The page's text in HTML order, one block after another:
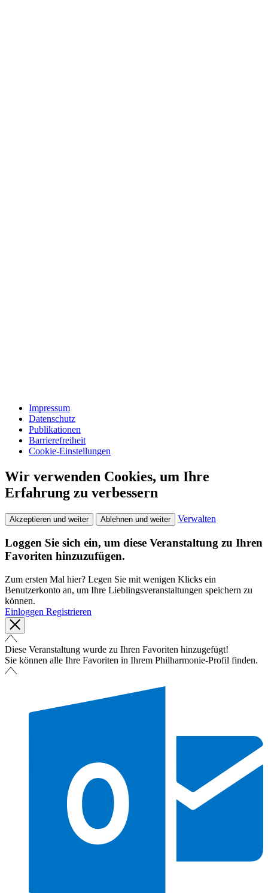
Impressum
Datenschutz
Publikationen
Barrierefreiheit
Cookie-Einstellungen
Wir verwenden Cookies, um Ihre
Erfahrung zu verbessern
Akzeptieren und weiter Ablehnen und weiter Verwalten
Loggen Sie sich ein, um diese Veranstaltung zu Ihren
Favoriten hinzuzufügen.
Zum ersten Mal hier? Legen Sie mit wenigen Klicks ein
Benutzerkonto an, um Ihre Lieblingsveranstaltungen speichern zu
können.
Einloggen Registrieren
Diese Veranstaltung wurde zu Ihren Favoriten hinzugefügt!
Sie können alle Ihre Favoriten in Ihrem Philharmonie-Profil finden.